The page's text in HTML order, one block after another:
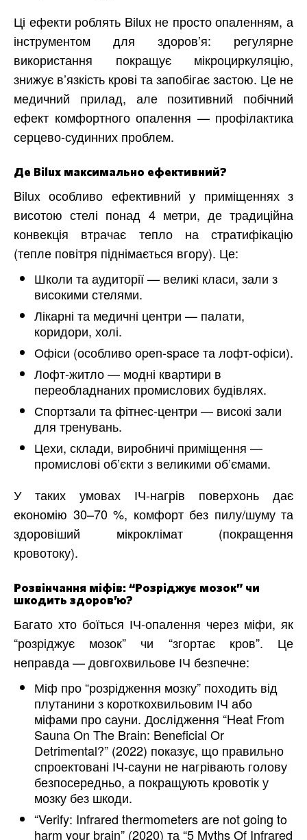
Ці ефекти роблять Bilux не просто опаленням, а
інструментом для здоров’я: регулярне
використання покращує мікроциркуляцію,
знижує в’язкість крові та запобігає застою. Це не
медичний прилад, але позитивний побічний
ефект комфортного опалення — профілактика
серцево-судинних проблем.
Де Bilux максимально ефективний?
Bilux особливо ефективний у приміщеннях з
висотою стелі понад 4 метри, де традиційна
конвекція втрачає тепло на стратифікацію
(тепле повітря піднімається вгору). Це:
Школи та аудиторії — великі класи, зали з
високими стелями.
Лікарні та медичні центри — палати,
коридори, холі.
Офіси (особливо open-space та лофт-офіси).
Лофт-житло — модні квартири в
переобладнаних промислових будівлях.
Спортзали та фітнес-центри — високі зали
для тренувань.
Цехи, склади, виробничі приміщення —
промислові об’єкти з великими об’ємами.
У таких умовах ІЧ-нагрів поверхонь дає
економію 30–70 %, комфорт без пилу/шуму та
здоровіший мікроклімат (покращення
кровотоку).
Розвінчання міфів: “Розріджує мозок” чи
шкодить здоров’ю?
Багато хто боїться ІЧ-опалення через міфи, як
“розріджує мозок” чи “згортає кров”. Це
неправда — довгохвильове ІЧ безпечне:
Міф про “розрідження мозку” походить від
плутанини з короткохвильовим ІЧ або
міфами про сауни. Дослідження “Heat From
Sauna On The Brain: Beneficial Or
Detrimental?” (2022) показує, що правильно
спроектовані ІЧ-сауни не нагрівають голову
безпосередньо, а покращують кровотік у
мозку без шкоди.
“Verify: Infrared thermometers are not going to
harm your brain” (2020) та “5 Myths Of Infrared